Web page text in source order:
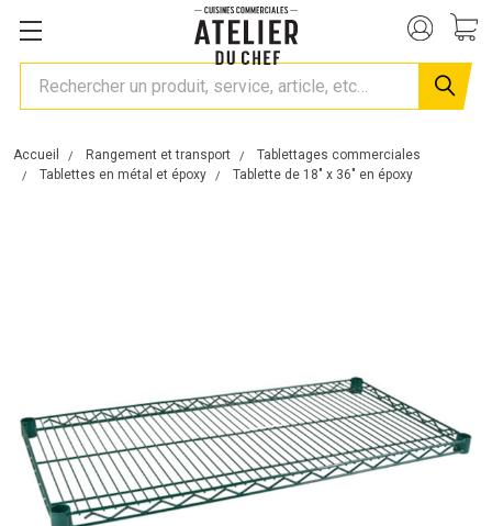
Rechercher
Accueil Rangement et transport
Tablettages commerciales
Tablettes en métal et époxy
Tablette de 18" x 36" en époxy